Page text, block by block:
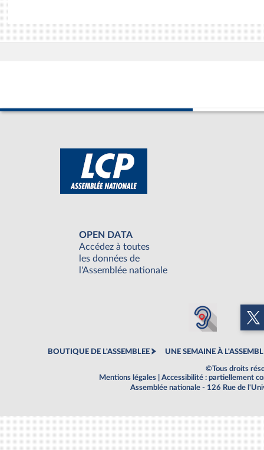
OPEN DATA
Accédez à toutes
les données de
l'Assemblée nationale
BOUTIQUE DE L'ASSEMBLEE UNE SEMAINE À
©Tous droits
Mentions légales
Accessibilité : partiellement
Assemblée nationale - 126 Rue de